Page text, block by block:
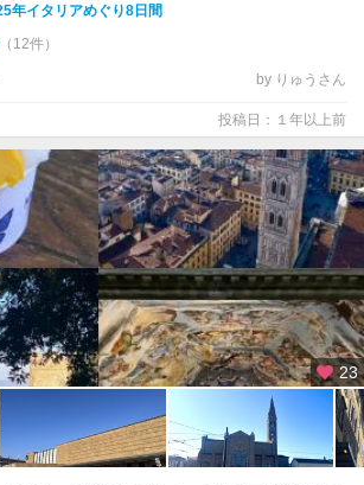
年イタリアめぐり8日間
（12件）
by りゅうさん
投稿日：１年以上前
23